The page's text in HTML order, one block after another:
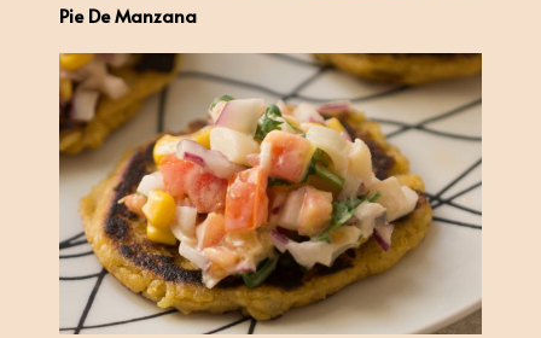
Pie De Manzana